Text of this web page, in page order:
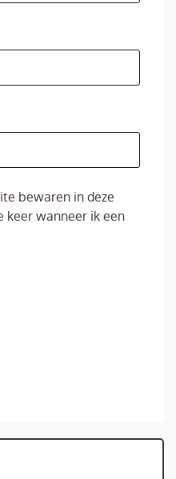
bewaren in deze
keer wanneer ik een